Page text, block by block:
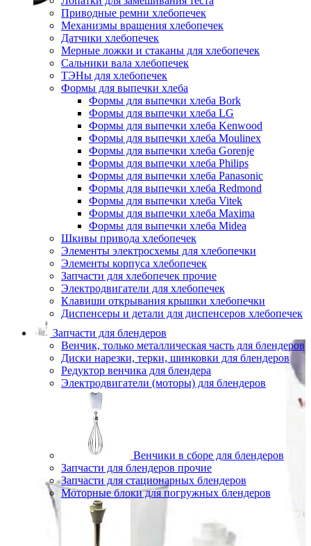
Приводные ремни хлебопечек
Механизмы вращения хлебопечек
Датчики хлебопечек
Мерные ложки и стаканы для хлебопечек
Сальники вала хлебопечек
ТЭНы для хлебопечек
Формы для выпечки хлеба
Формы для выпечки хлеба Bork
Формы для выпечки хлеба LG
Формы для выпечки хлеба Kenwood
Формы для выпечки хлеба Moulinex
Формы для выпечки хлеба Gorenje
Формы для выпечки хлеба Philips
Формы для выпечки хлеба Panasonic
Формы для выпечки хлеба Redmond
Формы для выпечки хлеба Vitek
Формы для выпечки хлеба Maxima
Формы для выпечки хлеба Midea
Шкивы привода хлебопечек
Элементы электросхемы для хлебопечки
Элементы корпуса хлебопечек
Запчасти для хлебопечек прочие
Электродвигатели для хлебопечек
Клавиши открывания крышки хлебопечки
Диспенсеры и детали для диспенсеров хлебопечек
Запчасти для блендеров
Венчик, только металлическая часть для блендеров
Диски нарезки, терки, шинковки для блендеров
Редуктор венчика для блендера
Электродвигатели (моторы) для блендеров
Венчики в сборе для блендеров
Запчасти для блендеров прочие
Запчасти для стационарных блендеров
Моторные блоки для погружных блендеров